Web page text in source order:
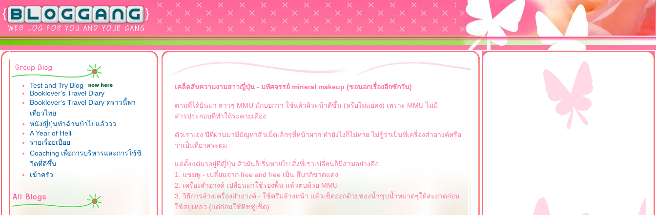
Test and Try Blog
Booklover's Travel Diary
Booklover's Travel Diary คราวนี้พา
เที่ยวไท
หนังญี่ปุ่นทำฉ้านบ้าไปแล้ววว
A Year of Hell
ร่ายเรื่อยเปื่อ
Coaching เพื่อการบริหารและการใช้ชิ
วิตที่ดีขึ้น
เข้าครัว
เคล็ดลับความงามสาวญี่ปุ่น - มหัศจรรย์ mineral makeup (ขอนอกเรื่องอีกซักวัน)
ตามที่ได้ยินมา สาวๆ MMU มักบอกว่า ใช้แล้วผิวหน้าดีขึ้น (หรือไม่แย่ลง) เพราะ MMU ไม่มี
สารประกอบที่ทำให้ระคายเคือง
ตัวเราเอง ปีที่ผ่านมามีปัญหาสิวเม็ดเล็กๆที่หน้าผาก ทำยังไงก็ไม่หาย ไม่รู้ว่าเป็นที่เครื่องสำอางค์หรือ
ว่าเป็นที่ยาสระผม
ต่ตั้งแต่มาอยู่ที่ญี่ปุ่น สิวมันก็เริ่มหายไป สิ่งที่เราเปลี่ยนก็มีสามอย่างคือ
1. แชมพู - เปลี่ยนจาก free and free เป็น สึบากิขวดแดง
2. เครื่องสำอางค์ เปลี่ยนมาใช้รองพื้น แล้วตบด้วย MMU
3. วิธีการล้างเครื่องสำอางค์ - ใช้ครีมล้างหน้า แล้วเช็ดออกด้วยฟองน้ำชุบน้ำหมาดๆให้สะอาดก่อน
ช้สบู่เหลว (แต่ก่อนใช้ทิชชู่เช็ด)